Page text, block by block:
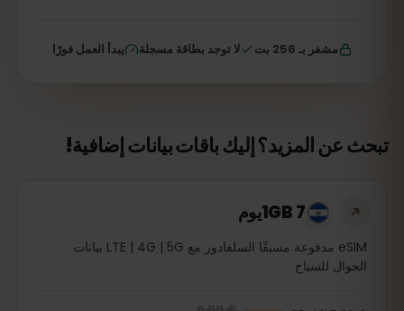
مشفر بـ 256 بت لا توجد بطاقة مسجلة يبدأ العمل فورًا
تبحث عن المزيد؟ إليك باقات بيانات إضافية!
1GB 7يوم
eSIM مدفوعة مسبقًا السلفادور مع LTE | 4G | 5G بيانات
الجوال للسياح